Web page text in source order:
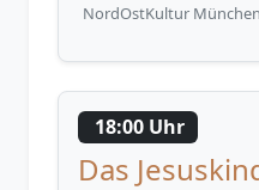
NordOstKultur München
18:00 Uhr
Das